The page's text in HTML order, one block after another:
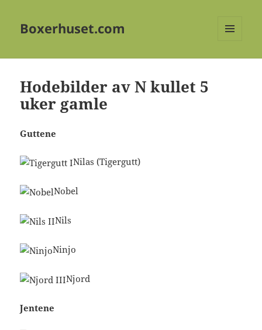
Boxerhuset.com
Hodebilder av N kullet 5
uker gamle
Guttene
Nilas (Tigergutt)
Nobel
Nils
Ninjo
Njord
Jentene